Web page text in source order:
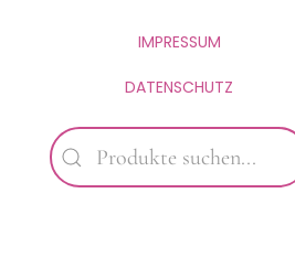
IMPRESSUM
DATENSCHUTZ